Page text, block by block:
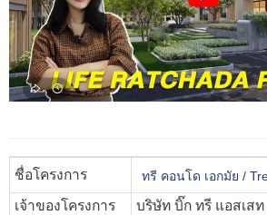
ชื่อโครงการ ทรี คอนโด เอกมัย /
เจ้าของโครงการ
บริษัท บิ๊ก ทรี แอสเสท